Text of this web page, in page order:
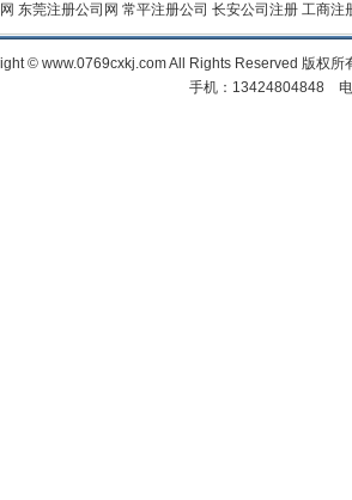
东莞注册公司网 常平注册公司 长安公司注册 工商注
© www.0769cxkj.com All Rights Reserved 版权
手机：13424804848